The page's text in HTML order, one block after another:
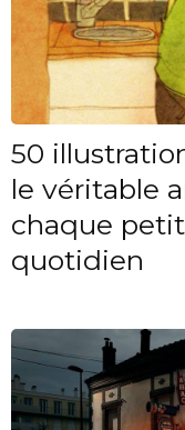
50
le véritable
chaque
quotidien